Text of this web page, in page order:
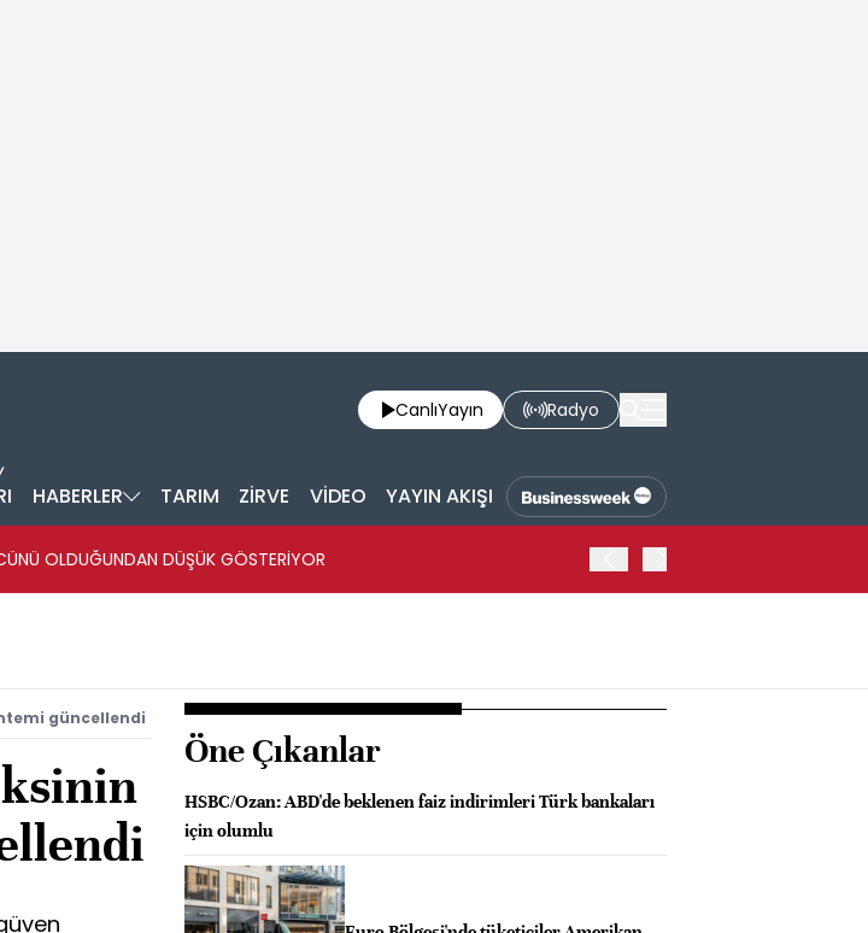
CanlıYayın Radyo
HABERLER TARIM ZİRVE VİDEO YAYIN AKIŞI
OLDUĞUNDAN DÜŞÜK GÖSTERİYOR
güncellendi
Öne Çıkanlar
HSBC/Ozan: ABD'de beklenen faiz indirimleri Türk bankaları
için olumlu